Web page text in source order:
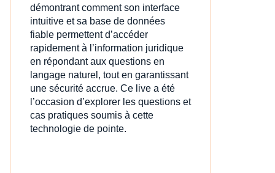
démontrant comment son interface
intuitive et sa base de données
fiable permettent d’accéder
rapidement à l’information juridique
en répondant aux questions en
langage naturel, tout en garantissant
une sécurité accrue. Ce live a été
l’occasion d’explorer les questions et
cas pratiques soumis à cette
technologie de pointe.